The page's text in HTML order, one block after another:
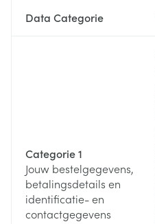
Data Categorie
Categorie 1
Jouw bestelgegevens,
betalingsdetails en
identificatie- en
contactgegevens